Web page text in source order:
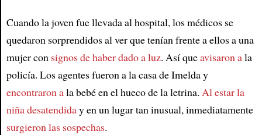
Article
Cuando la joven fue llevada al hospital, los médicos se
quedaron sorprendidos al ver que tenían frente a ellos a una
mujer con signos de haber dado a luz. Así queavisaron ala
policía. Los agentes fueron a la casa de Imelda y
encontraron ala bebé en el hueco de la letrina. Al estar la
niña desatendiday en un lugar tan inusual, inmediatamente
surgieron las sospechas.